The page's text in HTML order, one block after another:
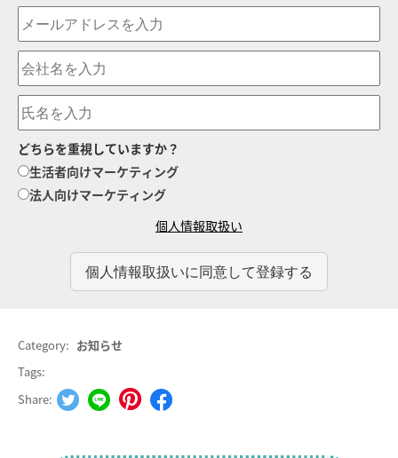
どちらを重視していますか？
生活者向けマーケティング
法人向けマーケティング
個人情報取扱い
Category: お知らせ
Tags:
Share: